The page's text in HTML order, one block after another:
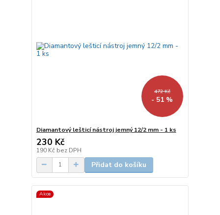
472 Kč
- 51 %
Diamantový lešticí nástroj jemný 12/2 mm - 1 ks
230 Kč
190 Kč bez DPH
Přidat do košíku
Akce